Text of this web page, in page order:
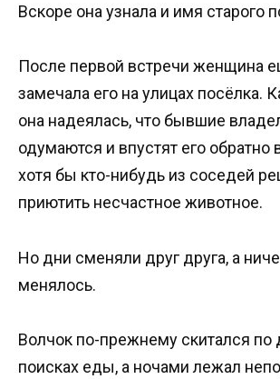
Вскоре она узнала и имя старого
После первой встречи женщина
замечала его на улицах посёлка.
она надеялась, что бывшие
одумаются и впустят его обратно
хотя бы кто-нибудь из соседей
приютить несчастное животное.
Но дни сменяли друг друга, а
менялось.
Волчок по-прежнему скитался по
поисках еды, а ночами лежал